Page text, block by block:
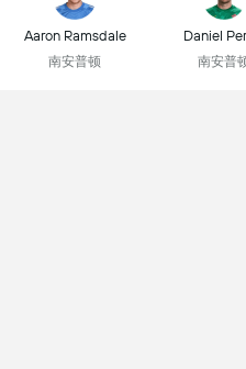
Aaron Ramsdale
南安普顿
Daniel
南安普